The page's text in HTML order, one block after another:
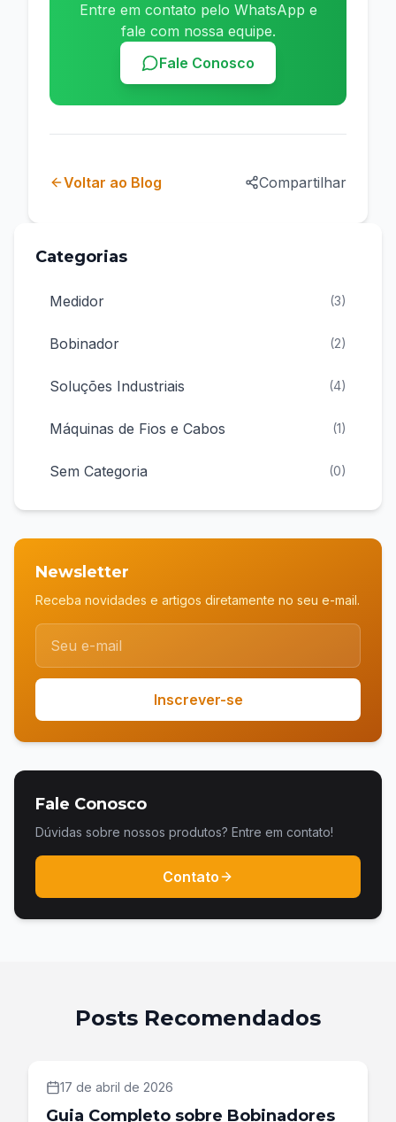
Entre em contato pelo WhatsApp e
fale com nossa equipe.
Fale Conosco
Voltar ao Blog Compartilhar
Categorias
Medidor (3)
Bobinador (2)
Soluções Industriais (4)
Máquinas de Fios e Cabos (1)
Sem Categoria (0)
Newsletter
Receba novidades e artigos diretamente no seu e-mail.
Inscrever-se
Fale Conosco
Dúvidas sobre nossos produtos? Entre em contato!
Contato
Posts Recomendados
17 de abril de 2026
Guia Completo sobre Bobinadores